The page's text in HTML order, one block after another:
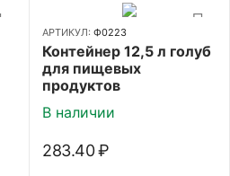
АРТИКУЛ: Ф0223
Контейнер 12,5 л голуб
для пищевых
продуктов
В наличии
283.40₽